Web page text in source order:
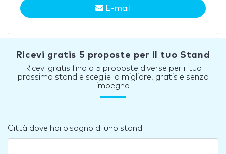
E-mail
Ricevi gratis 5 proposte per il tuo Stand
Ricevi gratis fino a 5 proposte diverse per il tuo
prossimo stand e sceglie la migliore, gratis e senza
impegno
Città dove hai bisogno di uno stand